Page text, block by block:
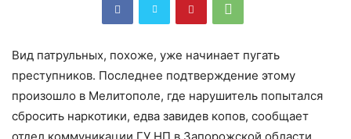
Вид патрульных, похоже, уже начинает пугать
преступников. Последнее подтверждение этому
произошло в Мелитополе, где нарушитель попытался
сбросить наркотики, едва завидев копов, сообщает